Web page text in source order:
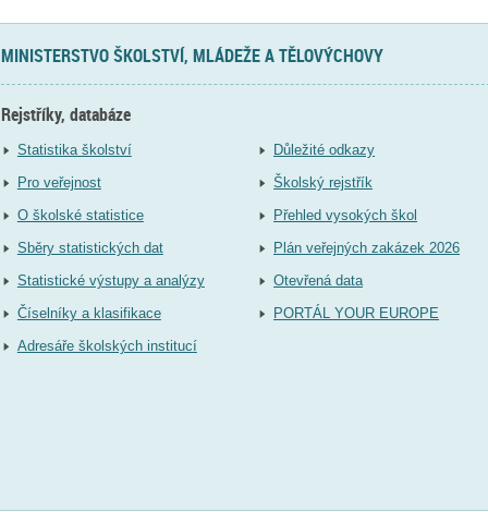
MINISTERSTVO ŠKOLSTVÍ, MLÁDEŽE A TĚLOVÝCHOVY
Rejstříky, databáze
Statistika školství
Pro veřejnost
O školské statistice
Sběry statistických dat
Statistické výstupy a analýzy
Číselníky a klasifikace
Adresáře školských institucí
Důležité odkazy
Školský rejstřík
Přehled vysokých škol
Plán veřejných zakázek 2026
Otevřená data
PORTÁL YOUR EUROPE